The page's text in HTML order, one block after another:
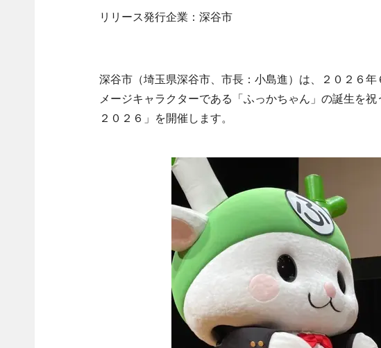
リリース発行企業：深谷市
深谷市（埼玉県深谷市、市長：小島進）は、２０２６
メージキャラクターである「ふっかちゃん」の誕生を
２０２６」を開催します。